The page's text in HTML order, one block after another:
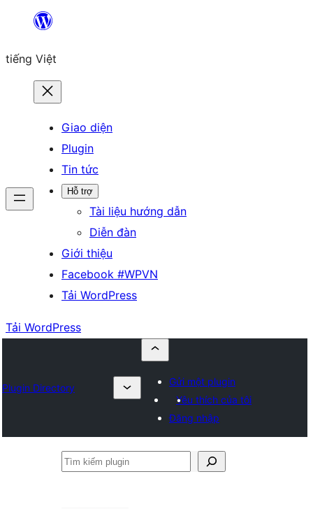
Chuyển
phần
tiếng Việt
Giao diện
Plugin
Tin tức
Hỗ trợ
Tài liệu hướng dẫn
Diễn đàn
Giới thiệu
Facebook #WPVN
Tải WordPress
Tải WordPress
Plugin Directory
Gửi một plugin
Yêu thích của tôi
Đăng nhập
Tìm